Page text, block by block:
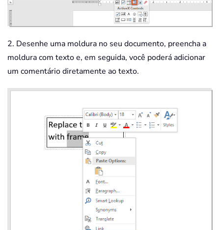
2. Desenhe uma moldura no seu documento, preencha a
moldura com texto e, em seguida, você poderá adicionar
um comentário diretamente ao texto.